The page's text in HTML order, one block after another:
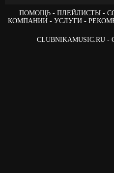
ПОМОЩЬ ПЛЕЙЛИСТЫ
КОМПАНИИ
УСЛУГИ